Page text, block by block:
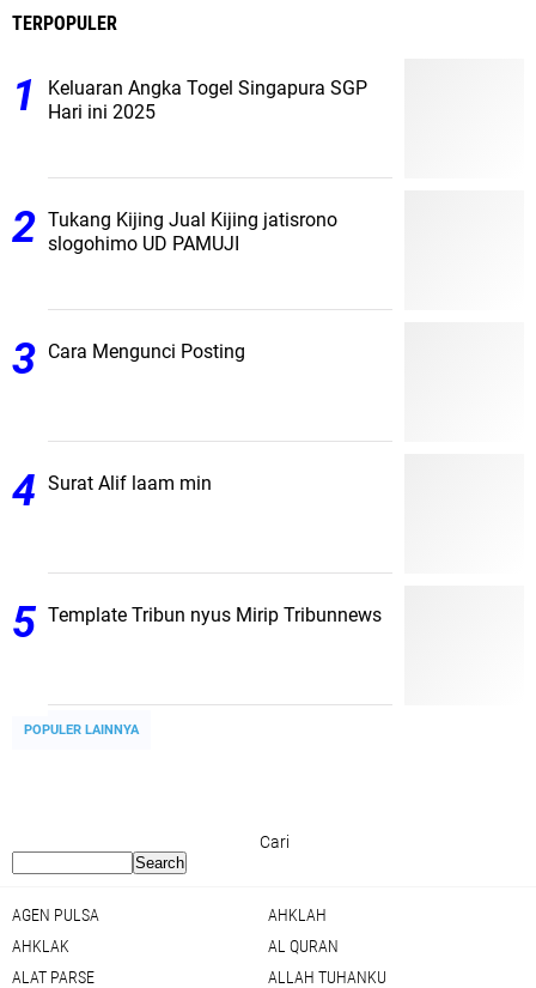
TERPOPULER
Keluaran Angka Togel Singapura SGP
Hari ini 2025
Tukang Kijing Jual Kijing jatisrono
slogohimo UD PAMUJI
Cara Mengunci Posting
Surat Alif laam min
Template Tribun nyus Mirip Tribunnews
POPULER LAINNYA
Cari
AGEN PULSA
AHKLAH
AHKLAK
AL QURAN
ALAT PARSE
ALLAH TUHANKU